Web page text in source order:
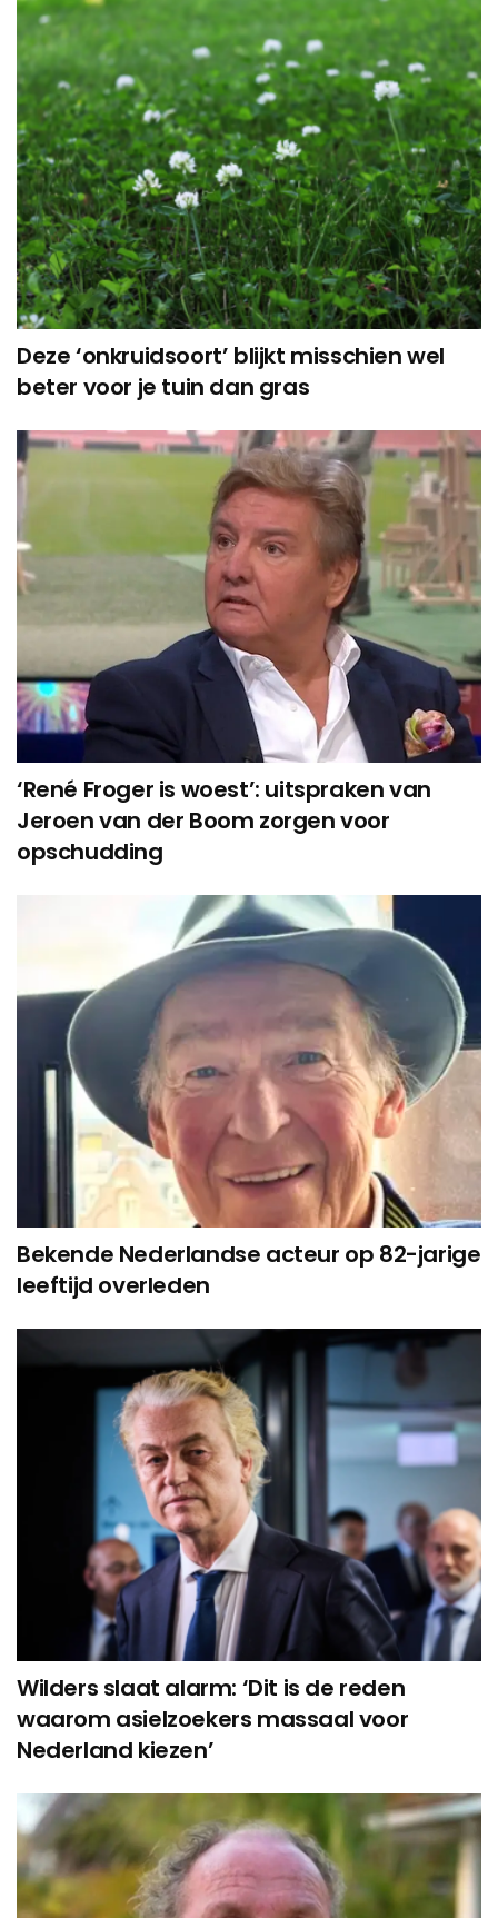
Deze ‘onkruidsoort’ blijkt misschien wel
beter voor je tuin dan gras
‘René Froger is woest’: uitspraken van
Jeroen van der Boom zorgen voor
opschudding
Bekende Nederlandse acteur op 82-jarige
leeftijd overleden
Wilders slaat alarm: ‘Dit is de reden
waarom asielzoekers massaal voor
Nederland kiezen’